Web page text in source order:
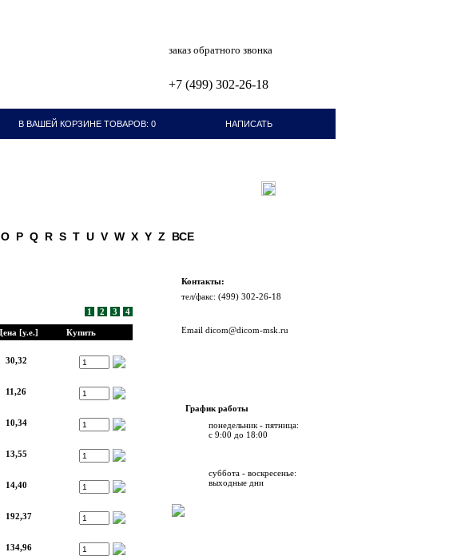
заказ обратного звонка
+7 (499) 302-26-18
В ВАШЕЙ КОРЗИНЕ ТОВАРОВ: 0 НАПИСАТЬ
O P Q R S T U V W X Y Z ВСЕ
1 2 3 4
[у.е.] Купить
30,32
11,26
10,34
13,55
14,40
192,37
134,96
Контакты:
тел/факc: (499) 302-26-18
Email dicom@dicom-msk.ru
График работы
понедельник - пятница:
с 9:00 до 18:00
суббота - воскресенье:
выходные дни